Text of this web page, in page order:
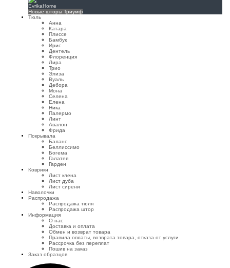
EvrikaHome
Новые шторы Триумф
Тюль
Анна
Катара
Плиссе
Бамбук
Ирис
Дентель
Флоренция
Лира
Трио
Элиза
Вуаль
Дебора
Мона
Селена
Елена
Ника
Палермо
Линт
Авалон
Фрида
Покрывала
Баланс
Беллиссимо
Богема
Галатея
Гарден
Коврики
Лист клена
Лист дуба
Лист сирени
Наволочки
Распродажа
Распродажа тюля
Распродажа штор
Информация
О нас
Доставка и оплата
Обмен и возврат товара
Правила оплаты, возврата товара, отказа от услуги
Рассрочка без переплат
Пошив на заказ
Заказ образцов